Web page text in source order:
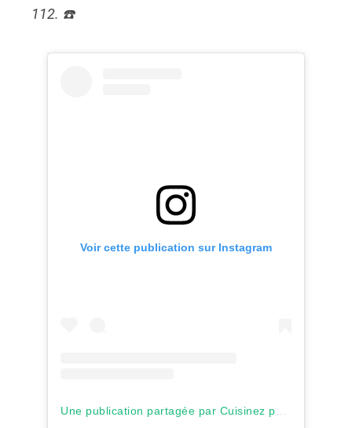
112. ☎️
Voir cette publication sur Instagram